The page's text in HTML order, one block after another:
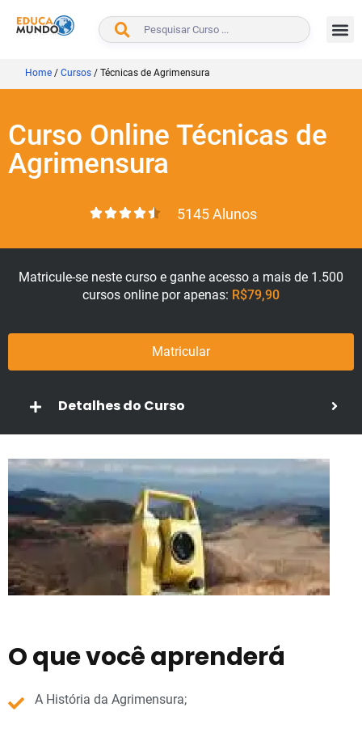
BUSCAR
Home / Cursos / Técnicas de Agrimensura
Curso Online Técnicas de
Agrimensura
5145 Alunos
Matricule-se neste curso e ganhe acesso a mais de 1.500
cursos online por apenas: R$79,90
Matricular
Detalhes do Curso
O que você aprenderá
A História da Agrimensura;